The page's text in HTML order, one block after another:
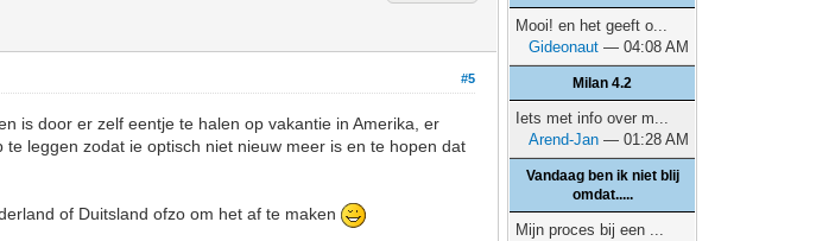
#5
is door er zelf eentje te halen op vakantie in Amerika, er
leggen zodat ie optisch niet nieuw meer is en te hopen dat
of Duitsland ofzo om het af te maken
Mooi! en het geeft o...
Gideonaut — 04:08 AM
Milan 4.2
Iets met info over m...
Arend-Jan — 01:28 AM
Vandaag ben ik niet blij
omdat.....
Mijn proces bij een ...